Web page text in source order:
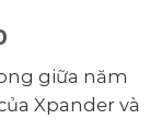
giữa năm
Xpander và